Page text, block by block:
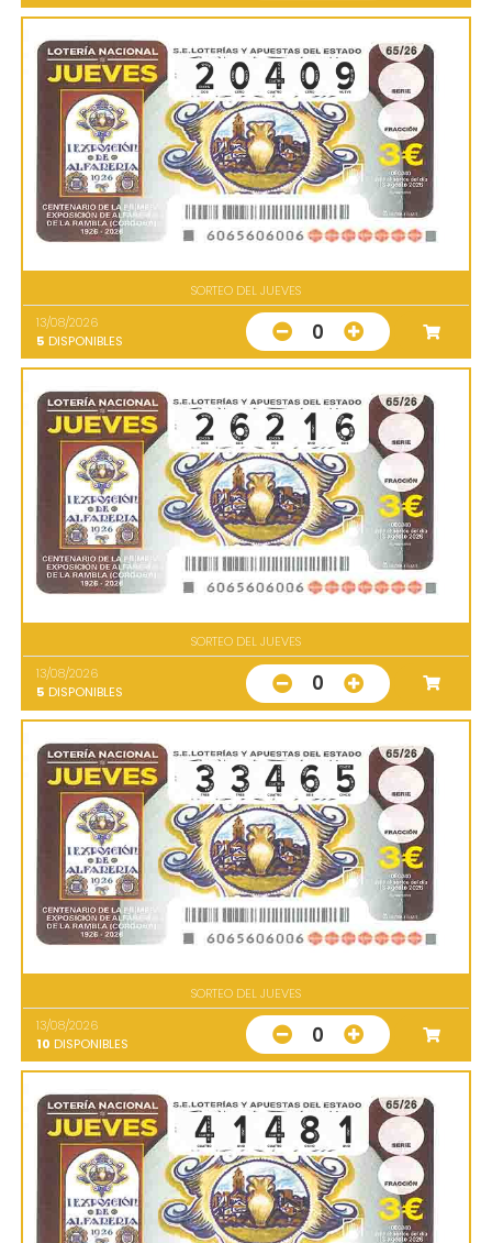
SORTEO DEL JUEVES
13/08/2026
5 DISPONIBLES 0
SORTEO DEL JUEVES
13/08/2026
5 DISPONIBLES 0
SORTEO DEL JUEVES
13/08/2026
10 DISPONIBLES 0